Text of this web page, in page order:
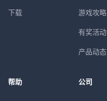
下载 游戏攻略
有奖活动
产品动态
帮助 公司